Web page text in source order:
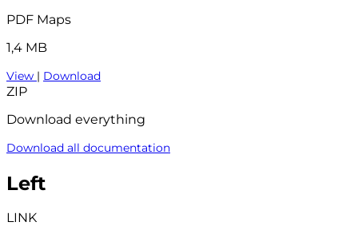
PDF Maps
1,4 MB
View | Download
ZIP
Download everything
Download all documentation
Left
LINK